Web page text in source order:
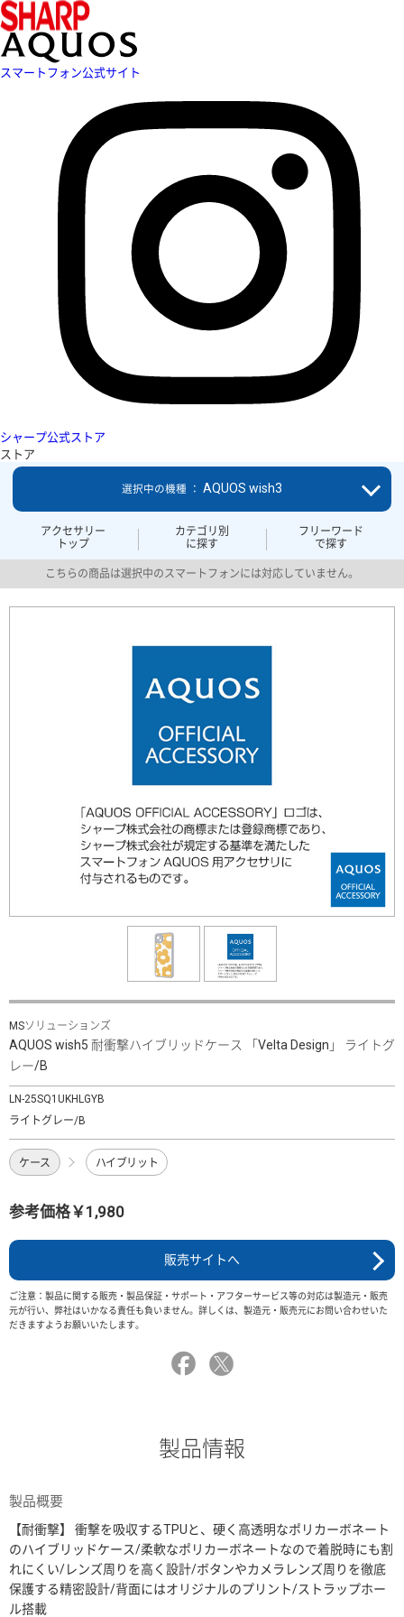
スマートフォン公式サイト
シャープ公式ストア
ストア
アクセサリー
トップ
カテゴリ別
に探す
フリーワード
で探す
選択中の機種 ： AQUOS wish3
こちらの商品は選択中のスマートフォンには対応していません。
MSソリューションズ
AQUOS wish5 耐衝撃ハイブリッドケース 「Velta Design」 ライトグ
レー/B
LN-25SQ1UKHLGYB
ライトグレー/B
ケース ハイブリット
参考価格￥1,980
販売サイトへ
ご注意：製品に関する販売・製品保証・サポート・アフターサービス等の対応は製造元・販売
元が行い、弊社はいかなる責任も負いません。詳しくは、製造元・販売元にお問い合わせいた
だきますようお願いいたします。
製品情報
製品概要
【耐衝撃】 衝撃を吸収するTPUと、硬く高透明なポリカーボネート
のハイブリッドケース/柔軟なポリカーボネートなので着脱時にも割
れにくい/レンズ周りを高く設計/ボタンやカメラレンズ周りを徹底
保護する精密設計/背面にはオリジナルのプリント/ストラップホー
ル搭載